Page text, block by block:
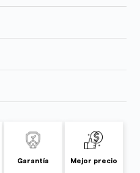
Garantía Mejor precio